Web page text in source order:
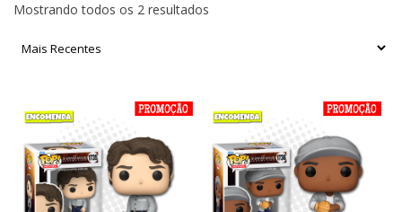
Mostrando todos os 2 resultados